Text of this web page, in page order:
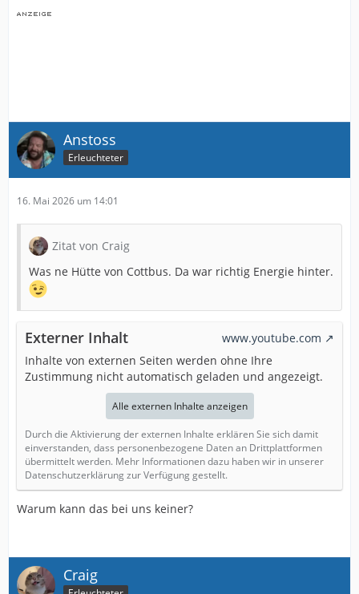
Anstoss
Erleuchteter
16. Mai 2026 um 14:01
Zitat von Craig
Was ne Hütte von Cottbus. Da war richtig Energie hinter.
Externer Inhalt
www.youtube.com
Inhalte von externen Seiten werden ohne Ihre
Zustimmung nicht automatisch geladen und angezeigt.
Alle externen Inhalte anzeigen
Durch die Aktivierung der externen Inhalte erklären Sie sich damit
einverstanden, dass personenbezogene Daten an Drittplattformen
übermittelt werden. Mehr Informationen dazu haben wir in unserer
Datenschutzerklärung zur Verfügung gestellt.
Warum kann das bei uns keiner?
Craig